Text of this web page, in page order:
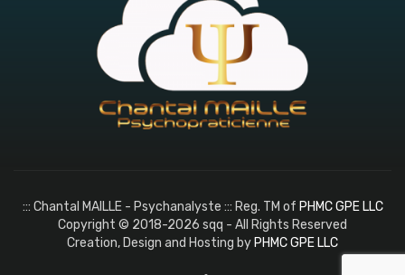
::: Chantal MAILLE - Psychanalyste ::: Reg. TM of PHMC GPE LLC
Copyright © 2018-2026 sqq - All Rights Reserved
Creation, Design and Hosting by PHMC GPE LLC